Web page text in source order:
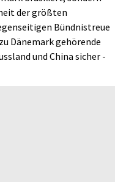
der größten
Bündnistreue
Dänemark gehörende
und China sicher -